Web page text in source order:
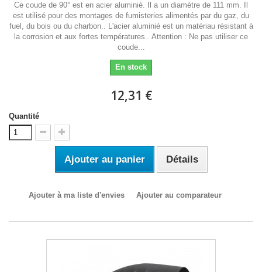
Ce coude de 90° est en acier aluminié. Il a un diamètre de 111 mm. Il
est utilisé pour des montages de fumisteries alimentés par du gaz, du
fuel, du bois ou du charbon.. L'acier aluminié est un matériau résistant à
la corrosion et aux fortes températures.. Attention : Ne pas utiliser ce
coude...
En stock
12,31 €
Quantité
Ajouter au panier Détails
Ajouter à ma liste d'envies Ajouter au comparateur